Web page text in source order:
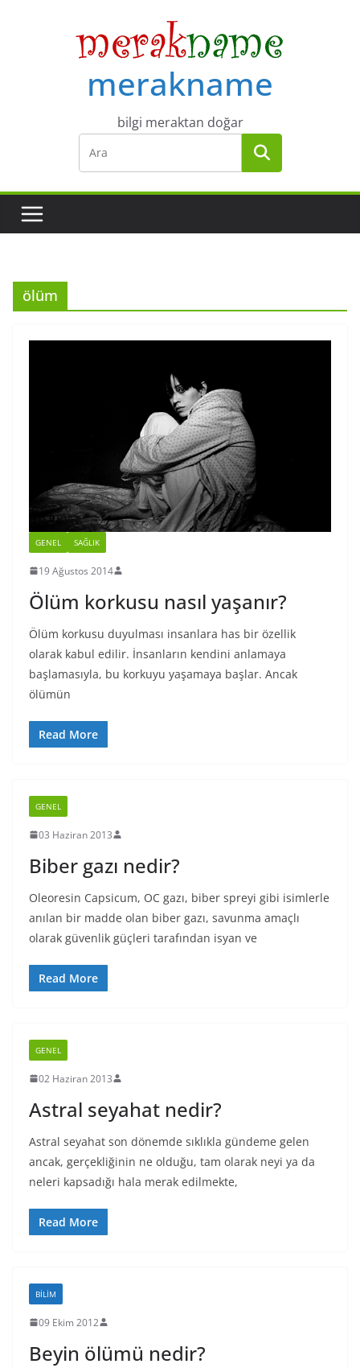
merakname
bilgi meraktan doğar
ölüm
GENEL SAĞLIK
19 Ağustos 2014
Ölüm korkusu nasıl yaşanır?
Ölüm korkusu duyulması insanlara has bir özellik
olarak kabul edilir. İnsanların kendini anlamaya
başlamasıyla, bu korkuyu yaşamaya başlar. Ancak
ölümün
Read More
GENEL
03 Haziran 2013
Biber gazı nedir?
Oleoresin Capsicum, OC gazı, biber spreyi gibi isimlerle
anılan bir madde olan biber gazı, savunma amaçlı
olarak güvenlik güçleri tarafından isyan ve
Read More
GENEL
02 Haziran 2013
Astral seyahat nedir?
Astral seyahat son dönemde sıklıkla gündeme gelen
ancak, gerçekliğinin ne olduğu, tam olarak neyi ya da
neleri kapsadığı hala merak edilmekte,
Read More
BILIM
09 Ekim 2012
Beyin ölümü nedir?